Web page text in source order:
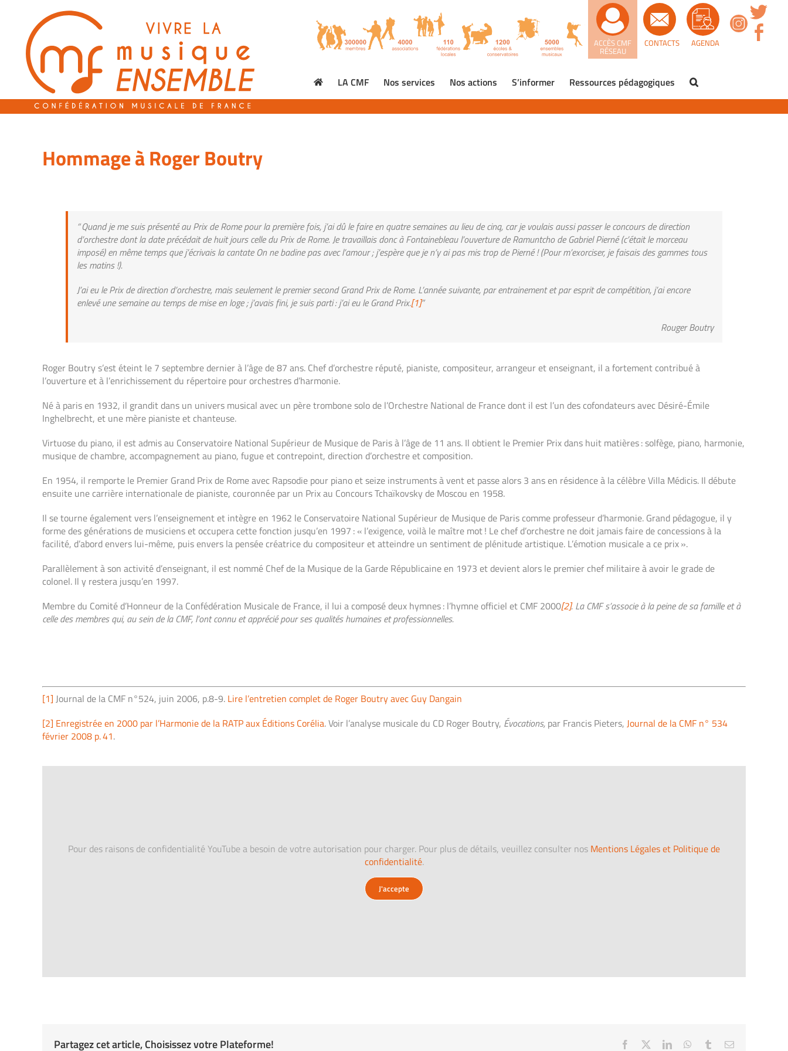
contenu
AGENDA
CONTACTS
ACCÈS CMF
RÉSEAU
LA CMF Nos services Nos actions S’informer Ressources pédagogiques
Hommage à Roger Boutry
“ Quand je me suis présenté au Prix de Rome pour la première fois, j’ai dû le faire en quatre semaines au lieu de cinq, car je voulais aussi passer le concours de direction
d’orchestre dont la date précédait de huit jours celle du Prix de Rome. Je travaillais donc à Fontainebleau l’ouverture de Ramuntcho de Gabriel Pierné (c’était le morceau
imposé) en même temps que j’écrivais la cantate On ne badine pas avec l’amour ; j’espère que je n’y ai pas mis trop de Pierné ! (Pour m’exorciser, je faisais des gammes tous
les matins !).
J’ai eu le Prix de direction d’orchestre, mais seulement le premier second Grand Prix de Rome. L’année suivante, par entrainement et par esprit de compétition, j’ai encore
enlevé une semaine au temps de mise en loge ; j’avais fini, je suis parti : j’ai eu le Grand Prix.[1]”
Rouger Boutry
Roger Boutry s’est éteint le 7 septembre dernier à l’âge de 87 ans. Chef d’orchestre réputé, pianiste, compositeur, arrangeur et enseignant, il a fortement contribué à
l’ouverture et à l’enrichissement du répertoire pour orchestres d’harmonie.
Né à paris en 1932, il grandit dans un univers musical avec un père trombone solo de l’Orchestre National de France dont il est l’un des cofondateurs avec Désiré-Émile
Inghelbrecht, et une mère pianiste et chanteuse.
Virtuose du piano, il est admis au Conservatoire National Supérieur de Musique de Paris à l’âge de 11 ans. Il obtient le Premier Prix dans huit matières : solfège, piano, harmonie,
musique de chambre, accompagnement au piano, fugue et contrepoint, direction d’orchestre et composition.
En 1954, il remporte le Premier Grand Prix de Rome avec Rapsodie pour piano et seize instruments à vent et passe alors 3 ans en résidence à la célèbre Villa Médicis. Il débute
ensuite une carrière internationale de pianiste, couronnée par un Prix au Concours Tchaïkovsky de Moscou en 1958.
Il se tourne également vers l’enseignement et intègre en 1962 le Conservatoire National Supérieur de Musique de Paris comme professeur d’harmonie. Grand pédagogue, il y
forme des générations de musiciens et occupera cette fonction jusqu’en 1997 : « l’exigence, voilà le maître mot ! Le chef d’orchestre ne doit jamais faire de concessions à la
facilité, d’abord envers lui-même, puis envers la pensée créatrice du compositeur et atteindre un sentiment de plénitude artistique. L’émotion musicale a ce prix ».
Parallèlement à son activité d’enseignant, il est nommé Chef de la Musique de la Garde Républicaine en 1973 et devient alors le premier chef militaire à avoir le grade de
colonel. Il y restera jusqu’en 1997.
Membre du Comité d’Honneur de la Confédération Musicale de France, il lui a composé deux hymnes : l’hymne officiel et CMF 2000[2]. La CMF s’associe à la peine de sa famille et à
celle des membres qui, au sein de la CMF, l’ont connu et apprécié pour ses qualités humaines et professionnelles.
[1] Journal de la CMF n°524, juin 2006, p.8-9. Lire l’entretien complet de Roger Boutry avec Guy Dangain
[2] Enregistrée en 2000 par l’Harmonie de la RATP aux Éditions Corélia. Voir l’analyse musicale du CD Roger Boutry, Évocations, par Francis Pieters, Journal de la CMF n° 534
février 2008 p. 41.
Pour des raisons de confidentialité YouTube a besoin de votre autorisation pour charger. Pour plus de détails, veuillez consulter nos Mentions Légales et Politique de
confidentialité.
J'accepte
Partagez cet article, Choisissez votre Plateforme! Facebook LinkedInWhatsApp
TumblrEmail